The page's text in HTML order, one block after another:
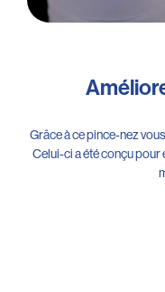
Grâce à ce pince-nez
Celui-ci a été conçu